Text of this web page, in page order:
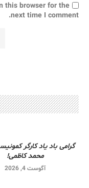
this browser for the
next time I comment.
گرامی باد یاد کارگر
محمد کاظمی!
آگوست 4, 2026